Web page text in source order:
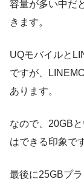
容量が多い中だ
きます。
UQモバイルと
ですが、
あります。
なので、20GB
はできる印象で
最後に25GBプラ